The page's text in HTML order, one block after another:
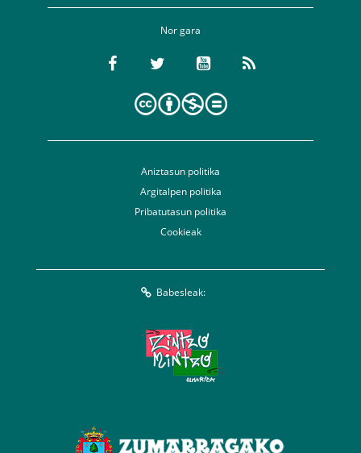
Nor gara
Aniztasun politika
Argitalpen politika
Pribatutasun politika
Cookieak
Babesleak: